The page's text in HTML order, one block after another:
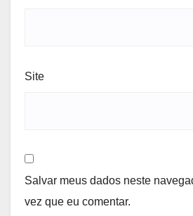
Site
Salvar meus dados neste
vez que eu comentar.